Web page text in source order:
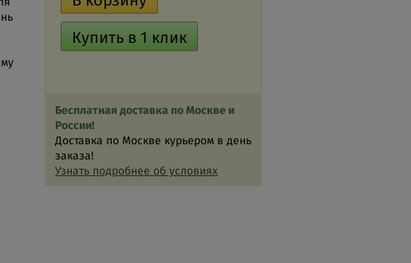
Бесплатная доставка по Москве и
России!
Доставка по Москве курьером в день
заказа!
Узнать подробнее об условиях